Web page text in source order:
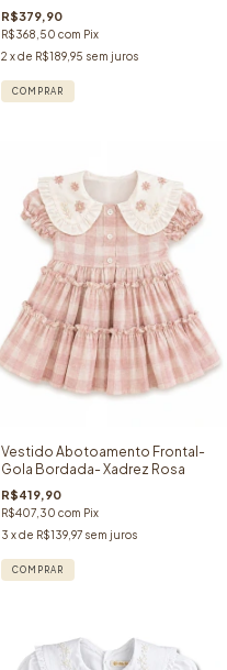
R$379,90
R$368,50 com Pix
2 x de R$189,95 sem juros
COMPRAR
Vestido Abotoamento Frontal-
Gola Bordada- Xadrez Rosa
R$419,90
R$407,30 com Pix
3 x de R$139,97 sem juros
COMPRAR